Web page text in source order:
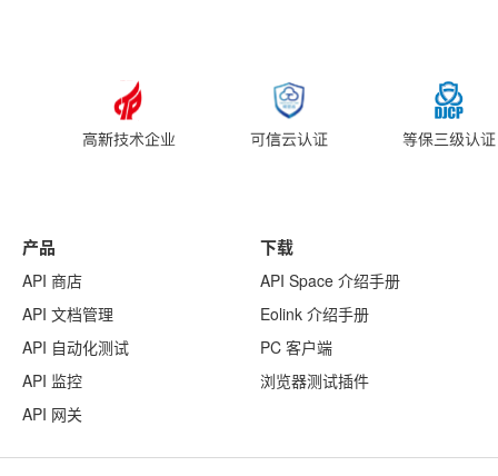
产品
API 商店
API 文档管理
API 自动化测试
API 监控
API 网关
下载
API Space 介绍手册
Eolink 介绍手册
PC 客户端
浏览器测试插件